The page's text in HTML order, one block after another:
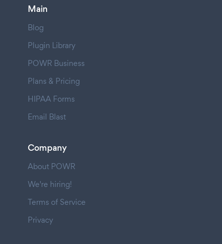
Main
Blog
Plugin Library
POWR Business
Plans & Pricing
HIPAA Forms
Email Blast
Company
About POWR
We're hiring!
Terms of Service
Privacy